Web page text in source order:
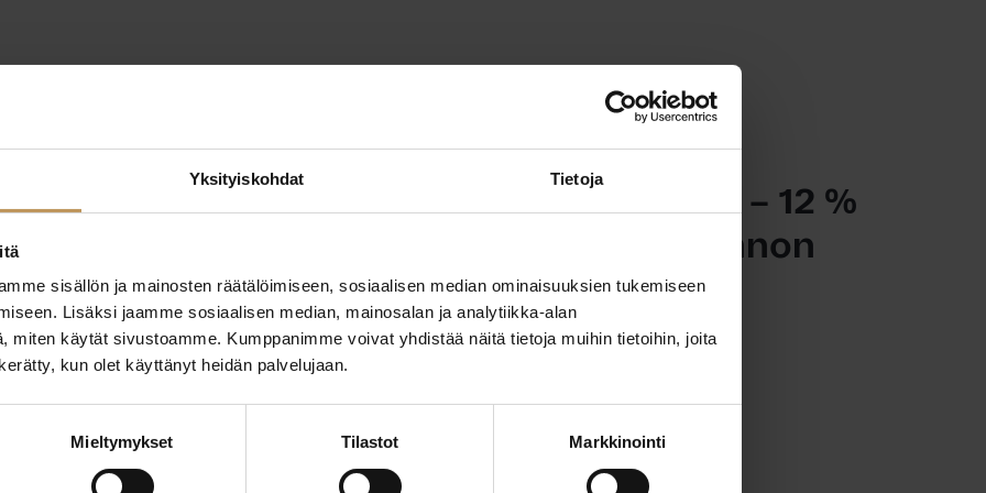
Yksityiskohdat Tietoja
sisällön ja mainosten räätälöimiseen, sosiaalisen median ominaisuuksien tukemiseen
Lisäksi jaamme sosiaalisen median, mainosalan ja analytiikka-alan
miten käytät sivustoamme. Kumppanimme voivat yhdistää näitä tietoja muihin tietoihin, joita
kun olet käyttänyt heidän palvelujaan.
Mieltymykset Tilastot Markkinointi
1.7.2026 Julkaisut, Lehdistötiedotteet, Yleinen
Asunnonostoaikeet kasvussa – 12 %
ilmoitti suunnittelevansa asunnon
ostoa
Lue artikkeli